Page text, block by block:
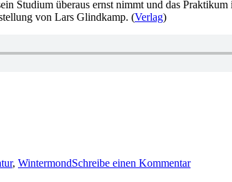
Studium überaus ernst nimmt und das
von Lars Glindkamp. (Verlag)
, WintermondSchreibe einen KommentarHart